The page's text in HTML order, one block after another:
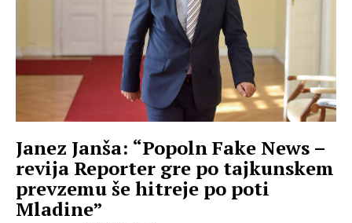
Janez Janša: “Popoln Fake News –
revija Reporter gre po tajkunskem
prevzemu še hitreje po poti
Mladine”